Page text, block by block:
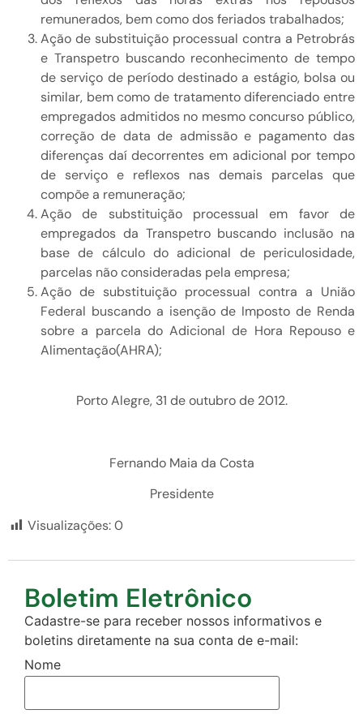
remunerados, bem como dos feriados trabalhados;
Ação de substituição processual contra a Petrobrás
e Transpetro buscando reconhecimento de tempo
de serviço de período destinado a estágio, bolsa ou
similar, bem como de tratamento diferenciado entre
empregados admitidos no mesmo concurso público,
correção de data de admissão e pagamento das
diferenças daí decorrentes em adicional por tempo
de serviço e reflexos nas demais parcelas que
compõe a remuneração;
Ação de substituição processual em favor de
empregados da Transpetro buscando inclusão na
base de cálculo do adicional de periculosidade,
parcelas não consideradas pela empresa;
Ação de substituição processual contra a União
Federal buscando a isenção de Imposto de Renda
sobre a parcela do Adicional de Hora Repouso e
Alimentação(AHRA);
Porto Alegre, 31 de outubro de 2012.
Fernando Maia da Costa
Presidente
Visualizações:0
Boletim Eletrônico
Cadastre-se para receber nossos informativos e
boletins diretamente na sua conta de e-mail:
Nome